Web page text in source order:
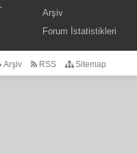
Arşiv
Forum İstatistikleri
Arşiv RSS Sitemap